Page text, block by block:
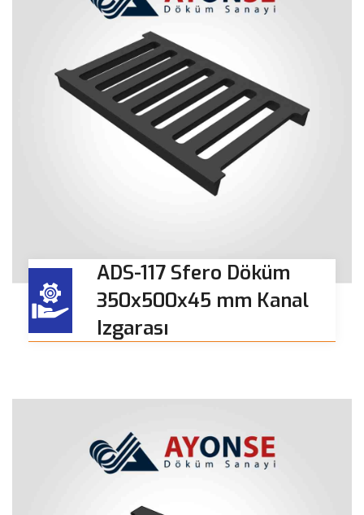
ADS-117 Sfero Döküm
350x500x45 mm Kanal
Izgarası